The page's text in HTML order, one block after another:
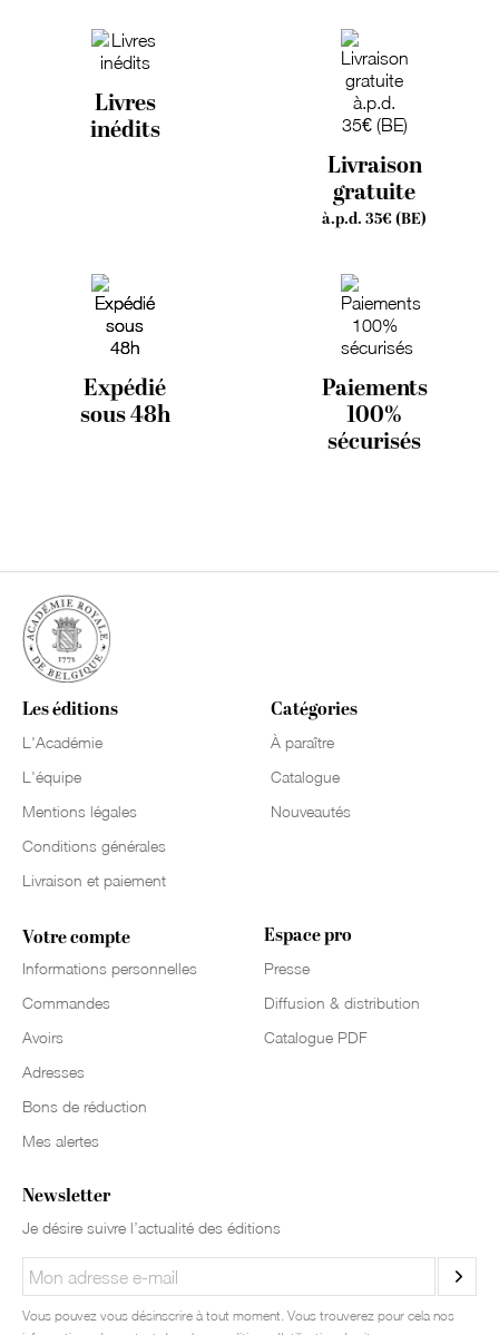
Livres
inédits
Livraison
gratuite
à.p.d. 35€ (BE)
Expédié
sous 48h
Paiements
100%
sécurisés
Les éditions
L'Académie
L'équipe
Mentions légales
Conditions générales
Livraison et paiement
Catégories
À paraître
Catalogue
Nouveautés
Votre compte
Informations personnelles
Commandes
Avoirs
Adresses
Bons de réduction
Mes alertes
Espace pro
Presse
Diffusion & distribution
Catalogue PDF
Newsletter
Je désire suivre l’actualité des éditions
Vous pouvez vous désinscrire à tout moment. Vous trouverez pour cela nos